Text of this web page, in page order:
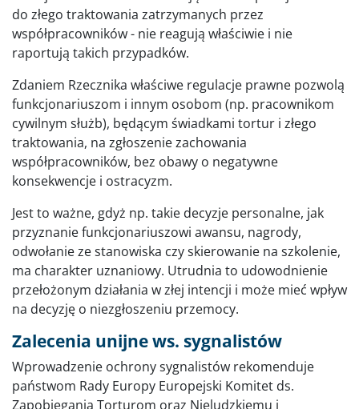
do złego traktowania zatrzymanych przez
współpracowników - nie reagują właściwie i nie
raportują takich przypadków.
Zdaniem Rzecznika właściwe regulacje prawne pozwolą
funkcjonariuszom i innym osobom (np. pracownikom
cywilnym służb), będącym świadkami tortur i złego
traktowania, na zgłoszenie zachowania
współpracowników, bez obawy o negatywne
konsekwencje i ostracyzm.
Jest to ważne, gdyż np. takie decyzje personalne, jak
przyznanie funkcjonariuszowi awansu, nagrody,
odwołanie ze stanowiska czy skierowanie na szkolenie,
ma charakter uznaniowy. Utrudnia to udowodnienie
przełożonym działania w złej intencji i może mieć wpływ
na decyzję o niezgłoszeniu przemocy.
Zalecenia unijne ws. sygnalistów
Wprowadzenie ochrony sygnalistów rekomenduje
państwom Rady Europy Europejski Komitet ds.
Zapobiegania Torturom oraz Nieludzkiemu i